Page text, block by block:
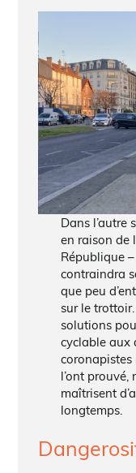
Dans l’autre
en raison de
République
contraindra
que peu
sur le
solutions
cyclable aux
coronapistes
l’ont prouvé,
maîtrisent
longtemps.